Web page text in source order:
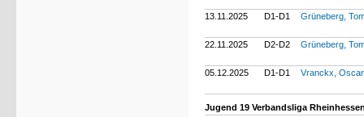
13.11.2025 D1-D1 Grüneberg,
22.11.2025 D2-D2 Grüneberg,
05.12.2025 D1-D1 Vranckx,
Jugend 19 Verbandsliga